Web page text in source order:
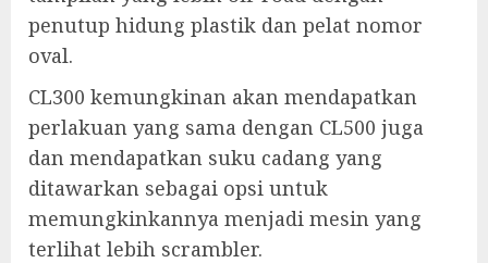
penutup hidung plastik dan pelat nomor
oval.
CL300 kemungkinan akan mendapatkan
perlakuan yang sama dengan CL500 juga
dan mendapatkan suku cadang yang
ditawarkan sebagai opsi untuk
memungkinkannya menjadi mesin yang
terlihat lebih scrambler.